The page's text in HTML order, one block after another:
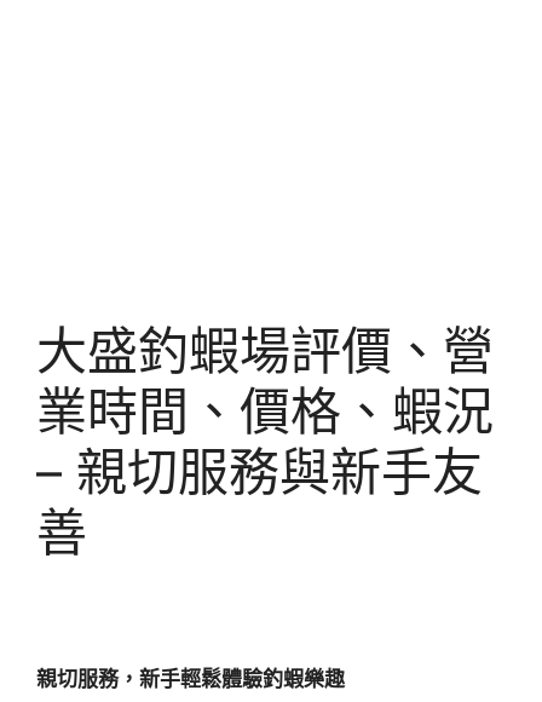
大盛釣蝦場評價、營
業時間、價格、蝦況
– 親切服務與新手友
善
親切服務，新手輕鬆體驗釣蝦樂趣